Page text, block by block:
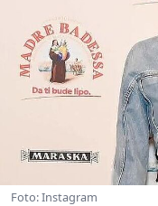
Foto: Instagram